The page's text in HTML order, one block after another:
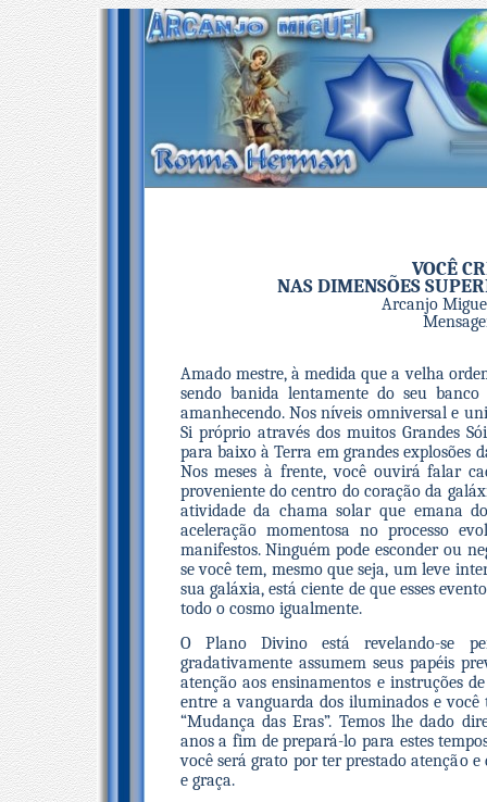
VOCÊ
NAS DIMENSÕES
Arcanjo
Amado mestre, à medida que a velha
sendo banida lentamente do seu
amanhecendo. Nos níveis omniversal e
Si próprio através dos muitos Grandes
para baixo à Terra em grandes explosões
Nos meses à frente, você ouvirá falar
proveniente do centro do coração da
atividade da chama solar que emana
aceleração momentosa no processo
manifestos. Ninguém pode esconder ou
se você tem, mesmo que seja, um leve
sua galáxia, está ciente de que esses
todo o cosmo igualmente.
O Plano Divino está revelando-se
gradativamente assumem seus papéis
atenção aos ensinamentos e instruções
entre a vanguarda dos iluminados e
“Mudança das Eras”. Temos lhe dado
anos a fim de prepará-lo para estes
você será grato por ter prestado atenção
e graça.